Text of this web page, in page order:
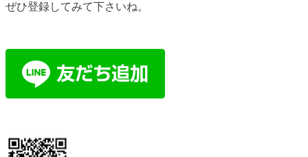
ぜひ登録してみて下さいね。